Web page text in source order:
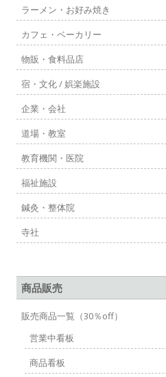
ン
ラーメン・お好み焼き
カフェ・ベーカリー
物販・食料品店
宿・文化 / 娯楽施設
企業・会社
道場・教室
教育機関・医院
福祉施設
鍼灸・整体院
寺社
商品販売
販売商品一覧（30％off）
営業中看板
商品看板